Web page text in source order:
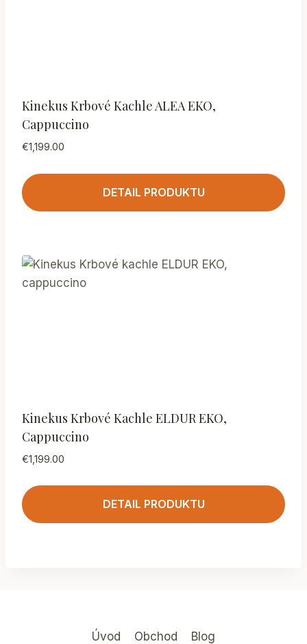
Kinekus Krbové Kachle ALEA EKO,
Cappuccino
€1,199.00
DETAIL PRODUKTU
Kinekus Krbové Kachle ELDUR EKO,
Cappuccino
€1,199.00
DETAIL PRODUKTU
Úvod Obchod Blog